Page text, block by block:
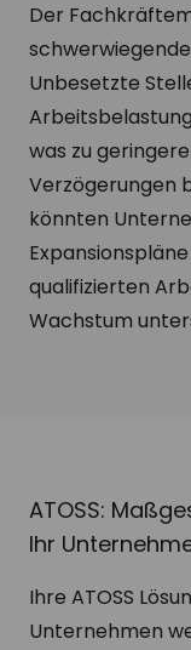
Der
Unbesetzte
was zu
Verzögerungen
könnten
qualifizierten
Wachstum
ATOSS:
Ihr
Ihre ATOSS
Unternehmen